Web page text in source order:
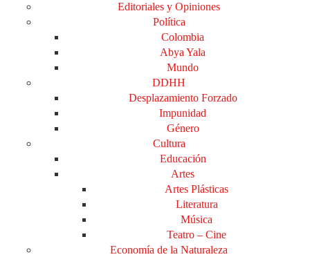
Editoriales y Opiniones
Política
Colombia
Abya Yala
Mundo
DDHH
Desplazamiento Forzado
Impunidad
Género
Cultura
Educación
Artes
Artes Plásticas
Literatura
Música
Teatro – Cine
Economía de la Naturaleza